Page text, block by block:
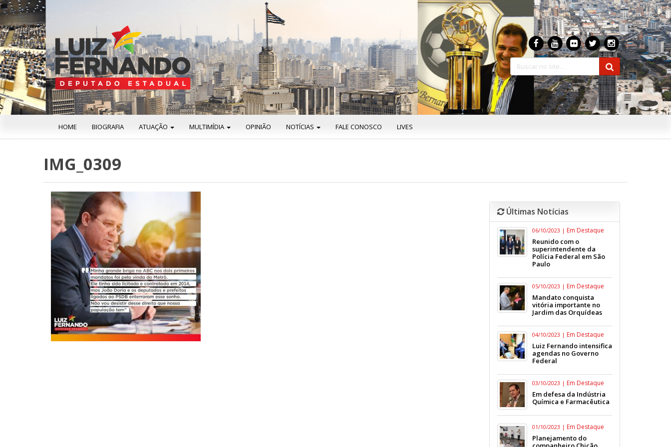
HOME BIOGRAFIA ATUAÇÃO MULTIMÍDIA OPINIÃO NOTÍCIAS FALE CONOSCO LIVES
IMG_0309
Últimas Notícias
06/10/2023 | Em Destaque
Reunido com o
superintendente da
Polícia Federal em São
Paulo
05/10/2023 | Em Destaque
Mandato conquista
vitória importante no
Jardim das Orquídeas
04/10/2023 | Em Destaque
Luiz Fernando intensifica
agendas no Governo
Federal
03/10/2023 | Em Destaque
Em defesa da Indústria
Química e Farmacêutica
01/10/2023 | Em Destaque
Planejamento do